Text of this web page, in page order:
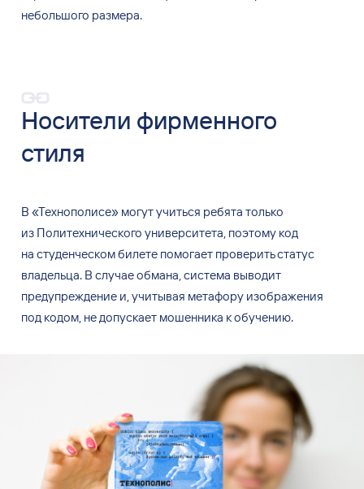
небольшого размера.
Носители фирменного
стиля
В «Технополисе» могут учиться ребята только
из Политехнического университета, поэтому код
на студенческом билете помогает проверить статус
владельца. В случае обмана, система выводит
предупреждение и, учитывая метафору изображения
под кодом, не допускает мошенника к обучению.